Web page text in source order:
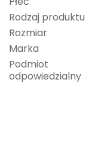
Gumbies
H
HAGLÖFS
Rodzaj produktu
Rozmiar
Marka
Podmiot
odpowiedzialny